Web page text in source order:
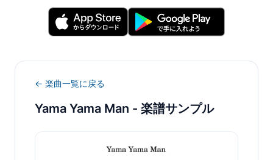
← 楽曲一覧に戻る
Yama Yama Man - 楽譜サンプル